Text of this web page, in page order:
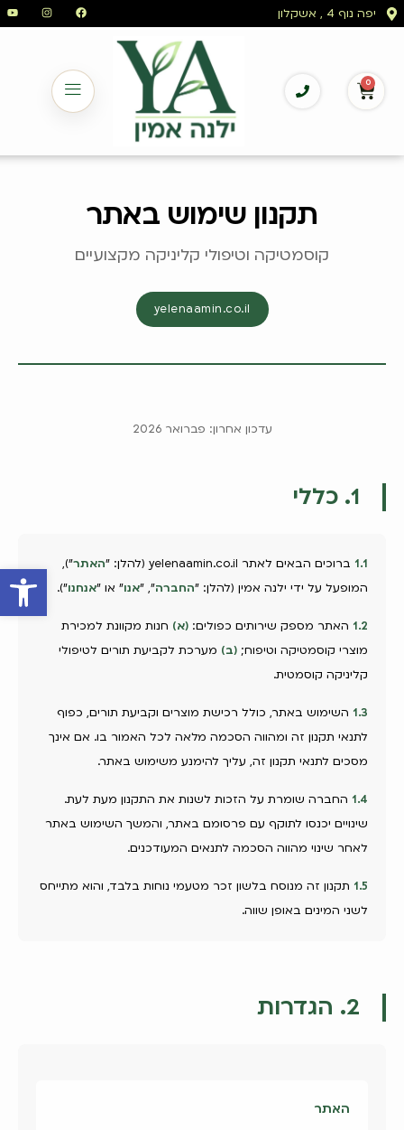
פתח
לתוכן יפה נוף 4 , אשקלון
0
תקנון שימוש באתר
קוסמטיקה וטיפולי קליניקה מקצועיים
yelenaamin.co.il
עדכון אחרון: פברואר 2026
1. כללי
1.1 ברוכים הבאים לאתר yelenaamin.co.il (להלן: " האתר"),
המופעל על ידי ילנה אמין (להלן: "החברה", "אנו" או "אנחנו").
1.2 האתר מספק שירותים כפולים: (א) חנות מקוונת למכירת
מוצרי קוסמטיקה וטיפוח; (ב) מערכת לקביעת תורים לטיפולי
קליניקה קוסמטית.
1.3 השימוש באתר, כולל רכישת מוצרים וקביעת תורים, כפוף
לתנאי תקנון זה ומהווה הסכמה מלאה לכל האמור בו. אם אינך
מסכים לתנאי תקנון זה, עליך להימנע משימוש באתר.
1.4 החברה שומרת על הזכות לשנות את התקנון מעת לעת.
שינויים יכנסו לתוקף עם פרסומם באתר, והמשך השימוש באתר
לאחר שינוי מהווה הסכמה לתנאים המעודכנים.
1.5 תקנון זה מנוסח בלשון זכר מטעמי נוחות בלבד, והוא מתייחס
לשני המינים באופן שווה.
2. הגדרות
האתר